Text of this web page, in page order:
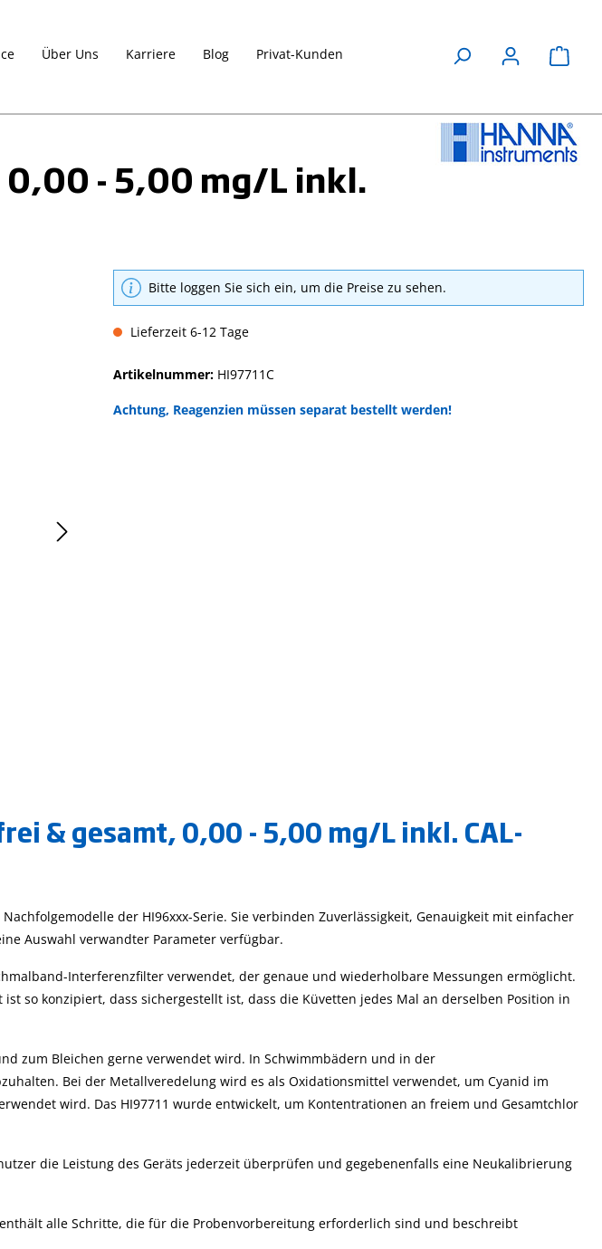
Über Uns Karriere Blog Privat-Kunden
- 5,00 mg/L inkl.
Bitte loggen Sie sich ein, um die Preise zu sehen.
Lieferzeit 6-12 Tage
Artikelnummer: HI97711C
Achtung, Reagenzien müssen separat bestellt werden!
& gesamt, 0,00 - 5,00 mg/L inkl. CAL-
der HI96xxx-Serie. Sie verbinden Zuverlässigkeit, Genauigkeit mit einfacher
Auswahl verwandter Parameter verfügbar.
Interferenzfilter verwendet, der genaue und wiederholbare Messungen ermöglicht.
so konzipiert, dass sichergestellt ist, dass die Küvetten jedes Mal an derselben Position in
zum Bleichen gerne verwendet wird. In Schwimmbädern und in der
Bei der Metallveredelung wird es als Oxidationsmittel verwendet, um Cyanid im
wird. Das HI97711 wurde entwickelt, um Kontentrationen an freiem und Gesamtchlor
die Leistung des Geräts jederzeit überprüfen und gegebenenfalls eine Neukalibrierung
alle Schritte, die für die Probenvorbereitung erforderlich sind und beschreibt